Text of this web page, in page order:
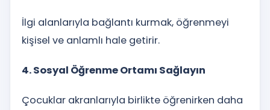
İlgi alanlarıyla bağlantı kurmak, öğrenmeyi
kişisel ve anlamlı hale getirir.
4. Sosyal Öğrenme Ortamı Sağlayın
Çocuklar akranlarıyla birlikte öğrenirken daha